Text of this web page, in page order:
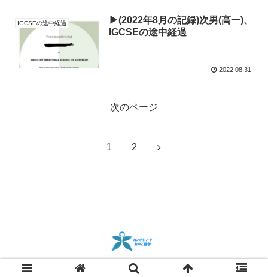
IGCSEの途中経過
▶︎(2022年8月の記録)次男(高一)、
IGCSEの途中経過
2022.08.31
次のページ
1 2
次
© 2023 カンボジアで親子留学.